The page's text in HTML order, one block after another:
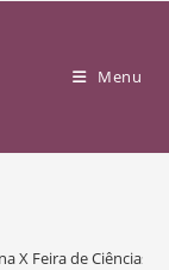
Menu
X Feira de Ciências